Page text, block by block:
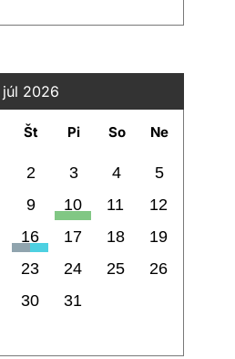
júl 2026
Št Pi So Ne
2 3 4
5
9 10 11
12
16 17 18
19
23 24 25
26
30 31